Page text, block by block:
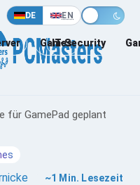
DE EN
Games
IT-Security
für GamePad geplant
~1 Min. Lesezeit